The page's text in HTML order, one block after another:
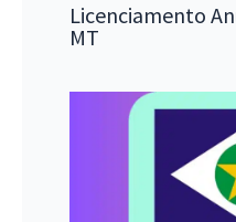
Licenciamento
MT